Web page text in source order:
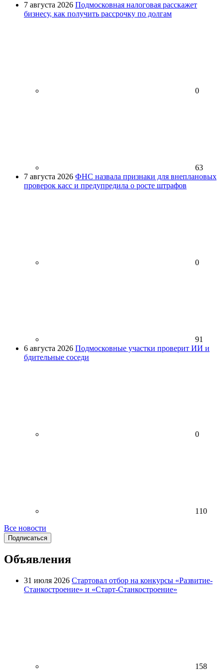
7 августа 2026 Подмосковная налоговая расскажет
бизнесу, как получить рассрочку по долгам
0
63
7 августа 2026 ФНС назвала признаки для внеплановых
проверок касс и предупредила о росте штрафов
0
91
6 августа 2026 Подмосковные участки проверит ИИ и
бдительные соседи
0
110
Все новости
Подписаться
Объявления
31 июля 2026 Стартовал отбор на конкурсы «Развитие-
Станкостроение» и «Старт-Станкостроение»
158